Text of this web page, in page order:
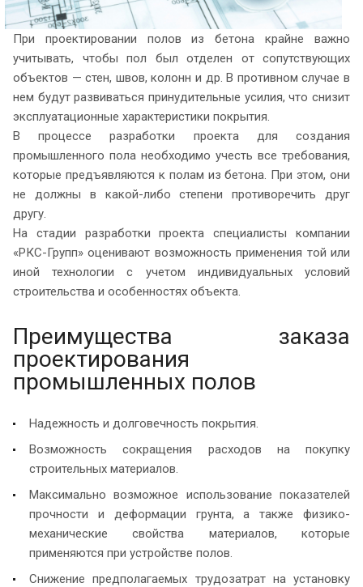
При проектировании полов из бетона крайне важно
учитывать, чтобы пол был отделен от сопутствующих
объектов — стен, швов, колонн и др. В противном случае в
нем будут развиваться принудительные усилия, что снизит
эксплуатационные характеристики покрытия.
В процессе разработки проекта для создания
промышленного пола необходимо учесть все требования,
которые предъявляются к полам из бетона. При этом, они
не должны в какой-либо степени противоречить друг
другу.
На стадии разработки проекта специалисты компании
«РКС-Групп» оценивают возможность применения той или
иной технологии с учетом индивидуальных условий
строительства и особенностях объекта.
Преимущества заказа
проектирования
промышленных полов
Надежность и долговечность покрытия.
Возможность сокращения расходов на покупку
строительных материалов.
Максимально возможное использование показателей
прочности и деформации грунта, а также физико-
механические свойства материалов, которые
применяются при устройстве полов.
Снижение предполагаемых трудозатрат на установку